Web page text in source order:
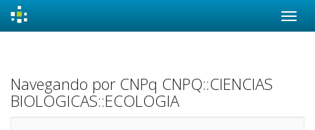
Navegando por CNPq CNPQ::CIENCIAS
BIOLOGICAS::ECOLOGIA